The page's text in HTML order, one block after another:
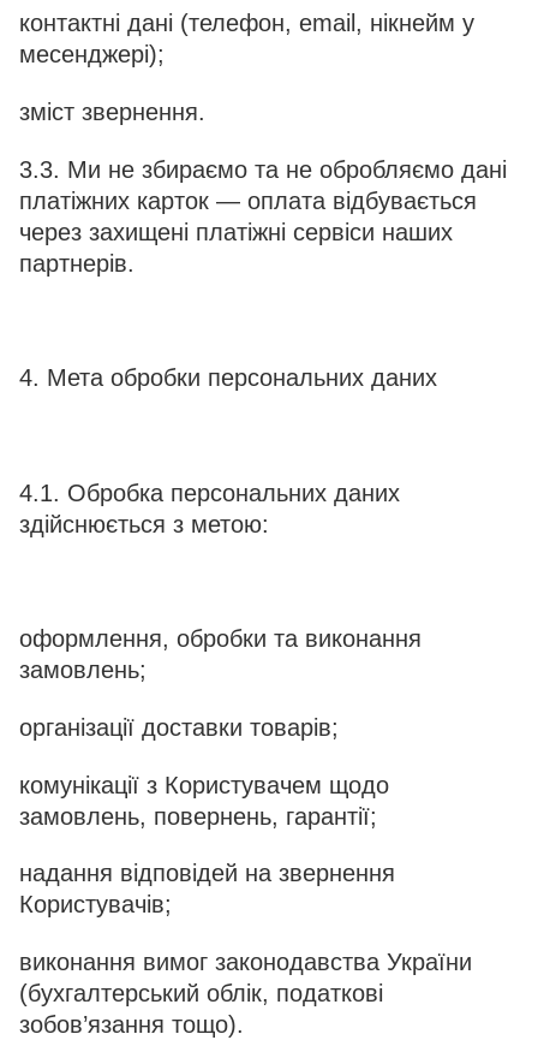
контактні дані (телефон, email, нікнейм у
месенджері);
зміст звернення.
3.3. Ми не збираємо та не обробляємо дані
платіжних карток — оплата відбувається
через захищені платіжні сервіси наших
партнерів.
4. Мета обробки персональних даних
4.1. Обробка персональних даних
здійснюється з метою:
оформлення, обробки та виконання
замовлень;
організації доставки товарів;
комунікації з Користувачем щодо
замовлень, повернень, гарантії;
надання відповідей на звернення
Користувачів;
виконання вимог законодавства України
(бухгалтерський облік, податкові
зобов’язання тощо).